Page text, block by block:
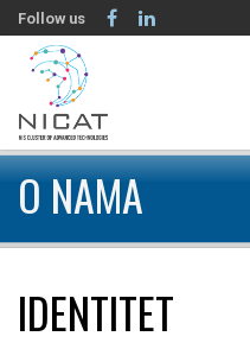
Follow us
O NAMA
IDENTITET